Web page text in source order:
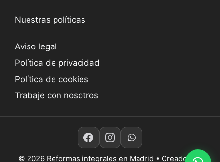
Nuestras políticas
Aviso legal
Política de privacidad
Política de cookies
Trabaje con nosotros
© 2026 Reformas integrales en Madrid • Creado con